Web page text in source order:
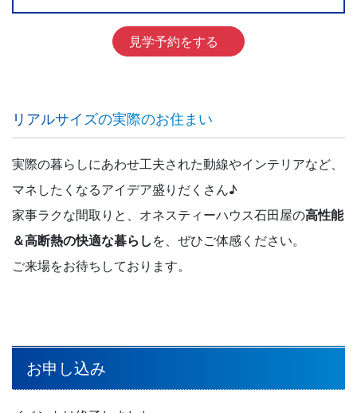
見学予約をする
リアルサイズの実際のお住まい
実際の暮らしにあわせ工夫された動線やインテリアなど、
マネしたくなるアイデア盛りだくさん♪
家事ラクな間取りと、オネスティーハウス石田屋の高性能
＆高断熱の快適な暮らし を、ぜひご体感ください。
ご来場をお待ちしております。
お申し込み